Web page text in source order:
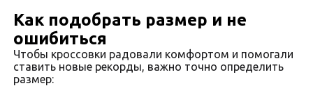
Как подобрать размер и не
ошибиться
Чтобы кроссовки радовали комфортом и помогали
ставить новые рекорды, важно точно определить
размер: